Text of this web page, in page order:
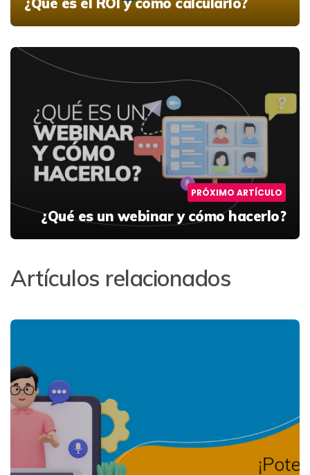
PRÓXIMO ARTÍCULO
¿Qué es un webinar y cómo hacerlo?
Artículos relacionados